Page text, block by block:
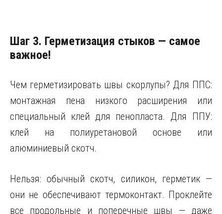
Шаг 3. Герметизация стыков — самое
важное!
Чем герметизировать швы скорлупы? Для ППС:
монтажная пена низкого расширения или
специальный клей для пенопласта. Для ППУ:
клей на полиуретановой основе или
алюминиевый скотч.
Нельзя: обычный скотч, силикон, герметик —
они не обеспечивают термоконтакт. Проклейте
все продольные и поперечные швы — даже